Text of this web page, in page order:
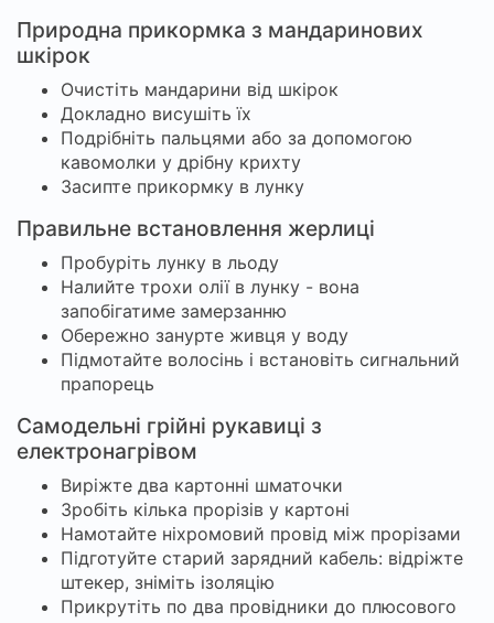
Природна прикормка з мандаринових
шкірок
Очистіть мандарини від шкірок
Докладно висушіть їх
Подрібніть пальцями або за допомогою
кавомолки у дрібну крихту
Засипте прикормку в лунку
Правильне встановлення жерлиці
Пробуріть лунку в льоду
Налийте трохи олії в лунку - вона
запобігатиме замерзанню
Обережно занурте живця у воду
Підмотайте волосінь і встановіть сигнальний
прапорець
Самодельні грійні рукавиці з
електронагрівом
Виріжте два картонні шматочки
Зробіть кілька прорізів у картоні
Намотайте ніхромовий провід між прорізами
Підготуйте старий зарядний кабель: відріжте
штекер, зніміть ізоляцію
Прикрутіть по два провідники до плюсового